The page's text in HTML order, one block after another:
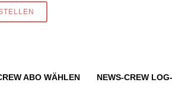
ABO WÄHLEN NEWS-CREW